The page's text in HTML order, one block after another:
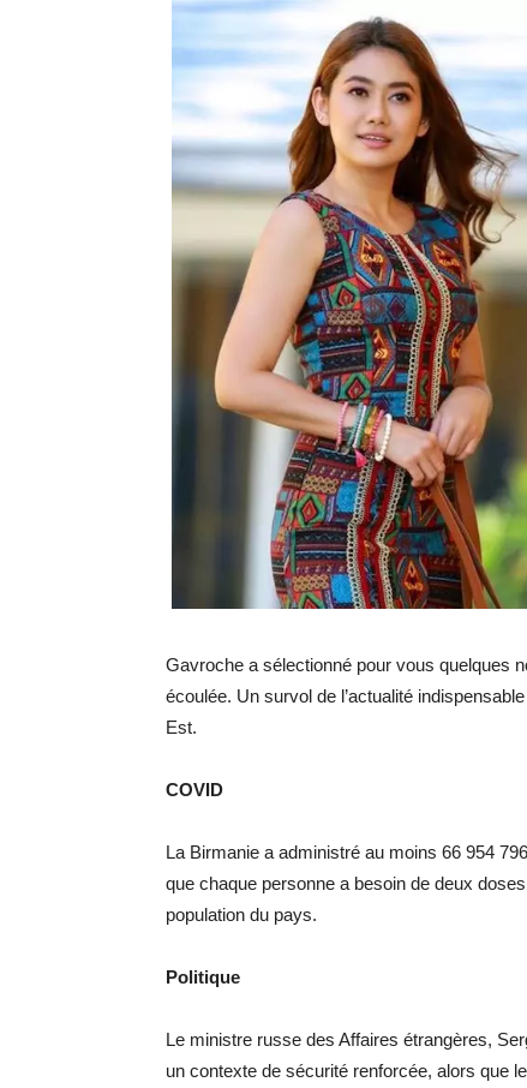
Gavroche a sélectionné pour vous quelques
écoulée. Un survol de l’actualité
Est.
COVID
La Birmanie a administré au moins 66 954
que chaque personne a besoin de deux
population du pays.
Politique
Le ministre russe des Affaires étrangères,
un contexte de sécurité renforcée, alors que